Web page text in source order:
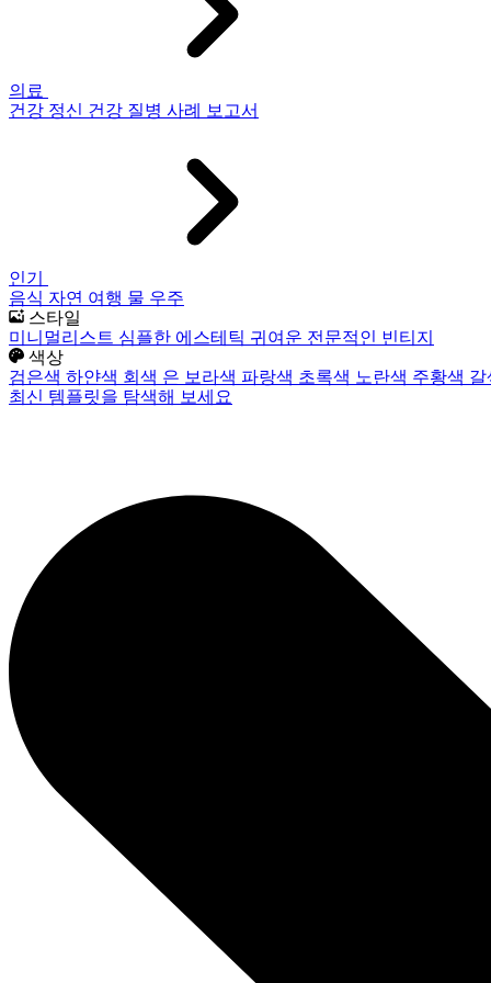
의료
건강 정신 건강 질병 사례 보고서
인기
음식 자연 여행 물 우주
스타일
미니멀리스트 심플한 에스테틱 귀여운 전문적인 빈티지
색상
검은색 하얀색 회색 은 보라색 파랑색 초록색 노란색 주황색
최신 템플릿을 탐색해 보세요